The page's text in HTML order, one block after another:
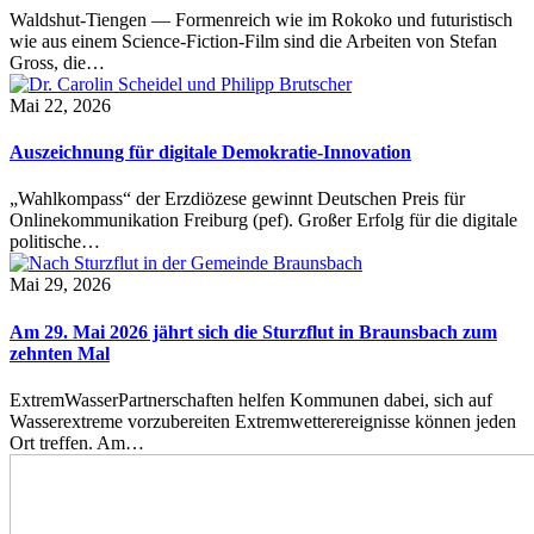
Waldshut-Tiengen — Formenreich wie im Rokoko und futuristisch
wie aus einem Science-Fiction-Film sind die Arbeiten von Stefan
Gross, die…
Mai 22, 2026
Auszeichnung für digitale Demokratie-Innovation
„Wahlkompass“ der Erzdiözese gewinnt Deutschen Preis für
Onlinekommunikation Freiburg (pef). Großer Erfolg für die digitale
politische…
Mai 29, 2026
Am 29. Mai 2026 jährt sich die Sturzflut in Braunsbach zum
zehnten Mal
ExtremWasserPartnerschaften helfen Kommunen dabei, sich auf
Wasserextreme vorzubereiten Extremwetterereignisse können jeden
Ort treffen. Am…